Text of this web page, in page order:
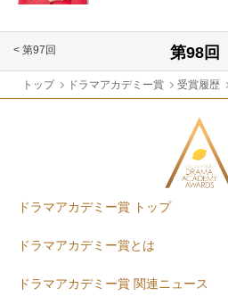
< 第97回
トップ ドラマアカデミー賞 受賞履歴
ドラマアカデミー賞 トップ
ドラマアカデミー賞とは
ドラマアカデミー賞 関連ニュース